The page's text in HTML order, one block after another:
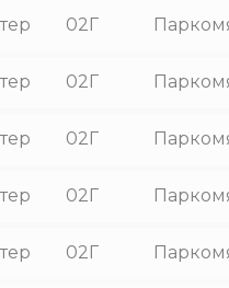
02Г
02Г
02Г
02Г
02Г